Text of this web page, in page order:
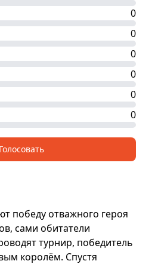
0
0
0
0
0
0
Голосовать
победу отважного героя
сами обитатели
турнир, победитель
королём. Спустя